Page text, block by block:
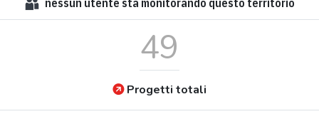
nessun utente sta monitorando questo territorio
49
Progetti totali